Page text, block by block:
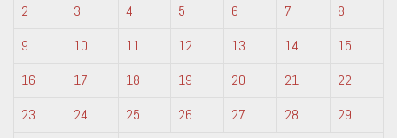
2
3 4 5 6 7
8
9
10 11 12 13 14
15
16
17 18 19 20 21
22
23
24 25 26 27 28
29